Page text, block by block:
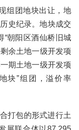
团地块出让，地
史纪录。地块成交
“朝阳区酒仙桥旧城
余土地一级开发项
期土地一级开发项
块”组团，溢价率
打包的形式进行土